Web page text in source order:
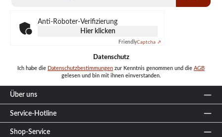
Anti-Roboter-Verifizierung
Hier klicken
FriendlyCaptcha ⇗
Datenschutz
Ich habe die Datenschutzbestimmungen zur Kenntnis genommen und die AGB
gelesen und bin mit ihnen einverstanden.
Über uns
Service-Hotline
Shop-Service